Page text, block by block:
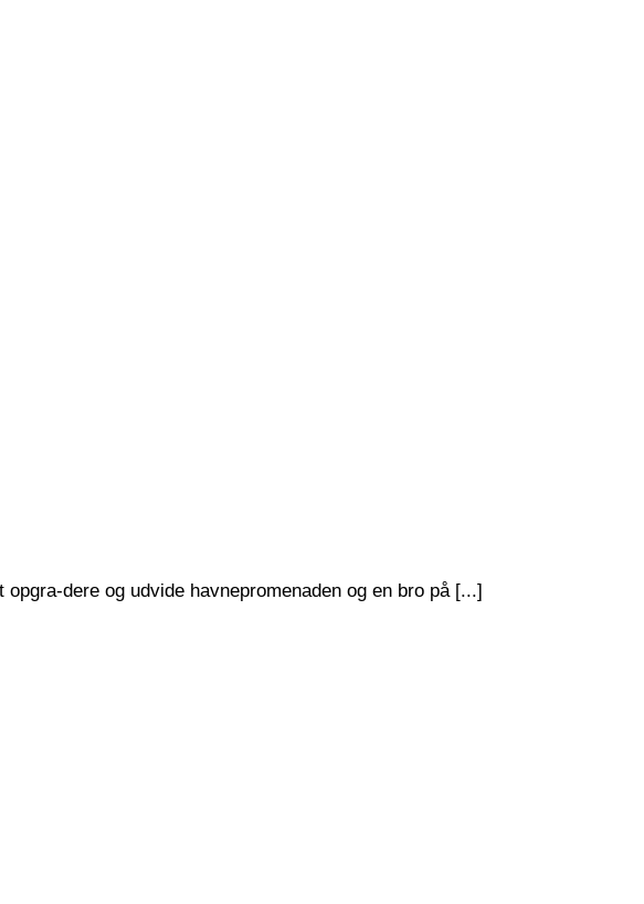
dere og udvide havnepromenaden og en bro på [...]